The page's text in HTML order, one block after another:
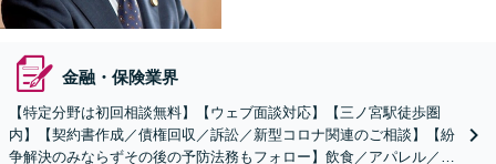
金融・保険業界
【特定分野は初回相談無料】【ウェブ面談対応】【三ノ宮駅徒歩圏
内】【契約書作成／債権回収／訴訟／新型コロナ関連のご相談】【紛
争解決のみならずその後の予防法務もフォロー】飲食／アパレル／不